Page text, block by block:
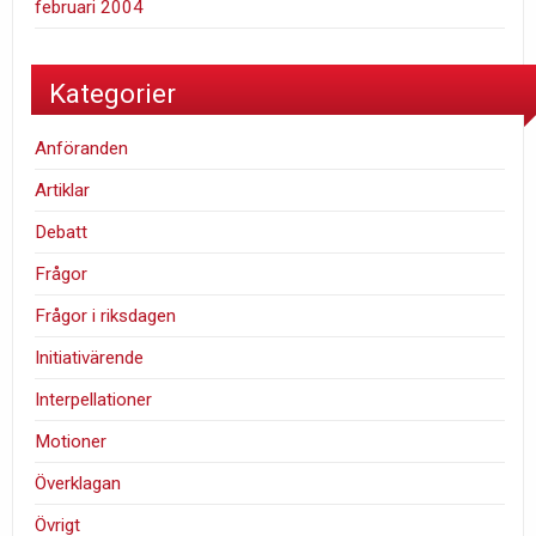
februari 2004
Kategorier
Anföranden
Artiklar
Debatt
Frågor
Frågor i riksdagen
Initiativärende
Interpellationer
Motioner
Överklagan
Övrigt